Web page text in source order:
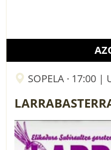
SOPELA · 17:00 |